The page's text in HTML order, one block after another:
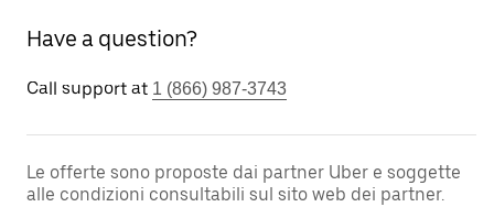
Have a question?
Call support at 1 (866) 987-3743
Le offerte sono proposte dai partner Uber e soggette
alle condizioni consultabili sul sito web dei partner.